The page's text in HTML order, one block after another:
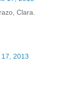
Clara.
2013